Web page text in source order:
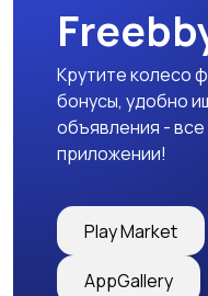
Шкафы и комоды
Крутите колесо
бонусы, удобно
объявления -
приложении!
Play Market
AppGallery